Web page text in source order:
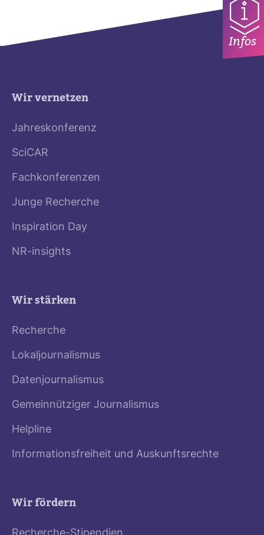
Infos
Wir vernetzen
Jahreskonferenz
SciCAR
Fachkonferenzen
Junge Recherche
Inspiration Day
NR-insights
Wir stärken
Recherche
Lokaljournalismus
Datenjournalismus
Gemeinnütziger Journalismus
Helpline
Informationsfreiheit und Auskunftsrechte
Wir fördern